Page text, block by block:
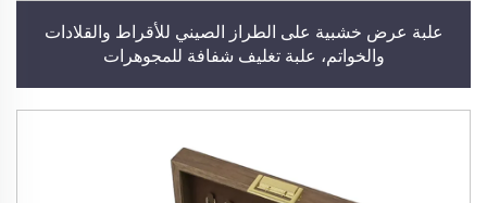
علبة عرض خشبية على الطراز الصيني للأقراط والقلادات
والخواتم، علبة تغليف شفافة للمجوهرات